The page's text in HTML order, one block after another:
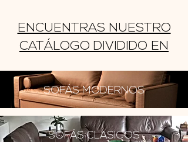
ENCUENTRAS NUESTRO
CATÁLOGO DIVIDIDO EN
SOFÁS MODERNOS
SOFÁS CLASICOS